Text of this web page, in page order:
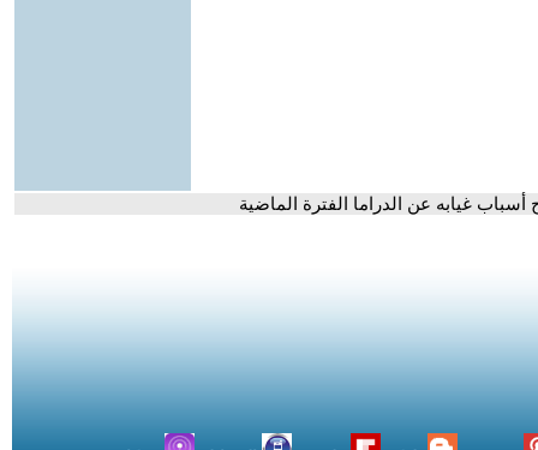
غيابه عن الدراما الفترة الماضية